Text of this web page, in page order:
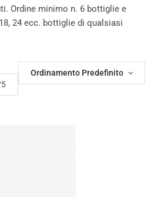
Ordine minimo n. 6 bottiglie e
24 ecc. bottiglie di qualsiasi
Ordinamento Predefinito